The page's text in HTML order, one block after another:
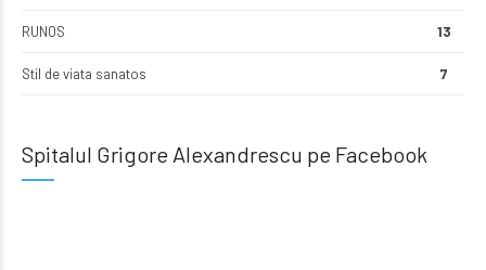
RUNOS 13
Stil de viata sanatos 7
Spitalul Grigore Alexandrescu pe Facebook